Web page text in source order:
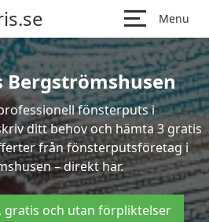
Menu
Bergströmshusen
fönsterputs i
ditt behov och hämta 3 gratis
från fönsterputsföretag i
– direkt här.
gratis och utan förpliktelser